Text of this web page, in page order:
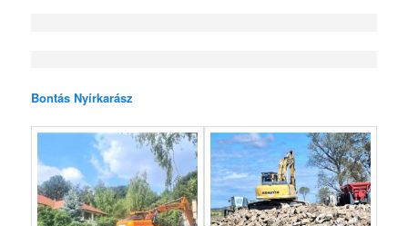
Bontás Nyírkarász